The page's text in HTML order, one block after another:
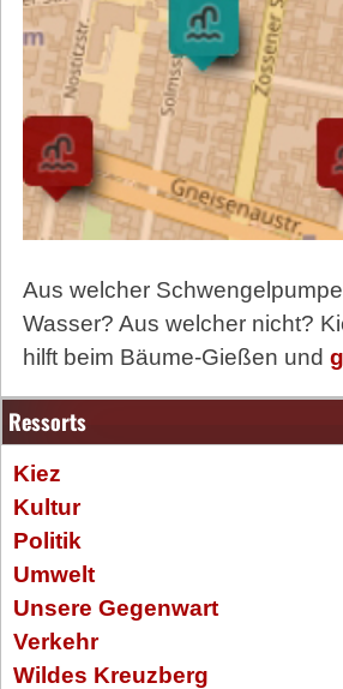
Aus welcher
Wasser? Aus welcher nicht?
hilft beim Bäume-Gießen und
Ressorts
Kiez
Kultur
Politik
Umwelt
Unsere Gegenwart
Verkehr
Wildes Kreuzberg